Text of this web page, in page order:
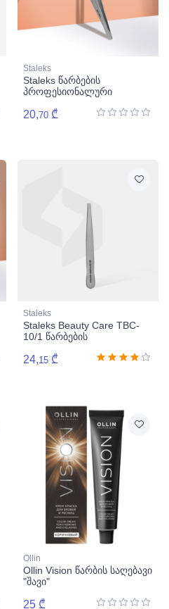
Staleks
Staleks წარბების
პროფესიონალური
20,70 ₾
Staleks
Staleks Beauty Care TBC-
10/1 წარბების
24,15 ₾
Ollin
Ollin Vision წარბის საღებავი
"შავი"
25 ₾